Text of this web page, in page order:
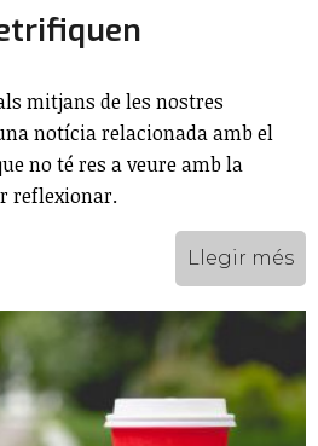
mitjans de les nostres
notícia relacionada amb el
no té res a veure amb la
reflexionar.
Llegir més